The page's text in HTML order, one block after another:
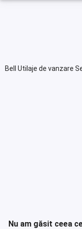
Bell Utilaje de vanzare
Nu am găsit ceea